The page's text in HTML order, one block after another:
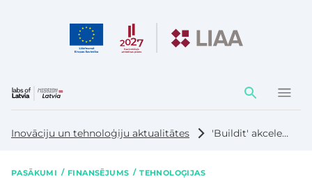
Darbības
elementi
Inovāciju un tehnoloģiju aktualitātes 'Buildit' akcelerācijas programmā lielākā daļa atlasīto jaunuzņēmumu ir no Latvi &hellip;
PASĀKUMI FINANSĒJUMS TEHNOLOĢIJAS